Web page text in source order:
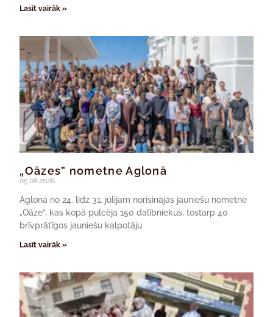
Lasīt vairāk »
„Oāzes” nometne Aglonā
05.08.2026.
Aglonā no 24. līdz 31. jūlijam norisinājās jauniešu nometne
„Oāze”, kas kopā pulcēja 150 dalībniekus, tostarp 40
brīvprātīgos jauniešu kalpotāju
Lasīt vairāk »